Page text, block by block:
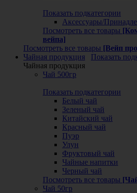
Показать подкатегории
Аксессуары/
Посмотреть все товары
вейпа]
Посмотреть все товары [Вейп
Чайная продукция
Показать
Чайная продукция
Чай 500гр
Показать подкатегории
Белый чай
Зеленый чай
Китайский чай
Красный чай
Пуэр
Улун
Фруктовый чай
Чайные напитки
Черный чай
Посмотреть все товары
Чай 50гр